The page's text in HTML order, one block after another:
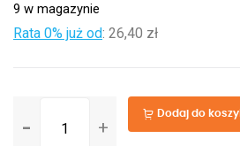
9 w magazynie
Rata 0% już od: 26,40 zł
10m
Dodaj do